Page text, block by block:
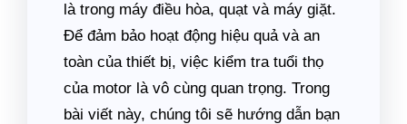
là trong máy điều hòa, quạt và máy giặt.
Để đảm bảo hoạt động hiệu quả và an
toàn của thiết bị, việc kiểm tra tuổi thọ
của motor là vô cùng quan trọng. Trong
bài viết này, chúng tôi sẽ hướng dẫn bạn